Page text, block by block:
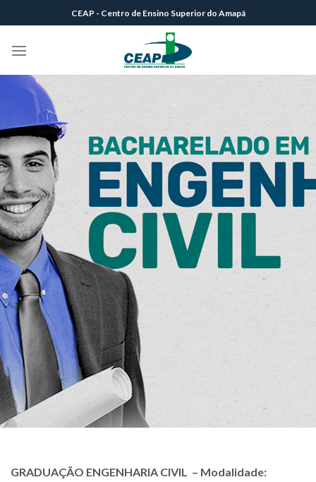
to
content
CEAP - Centro de Ensino Superior do Amapá
GRADUAÇÃO ENGENHARIA CIVIL – Modalidade: